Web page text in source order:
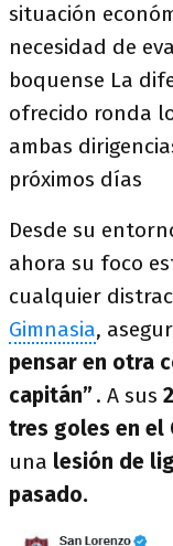
situación
necesidad de
boquense La
ofrecido ronda
ambas
próximos días
Desde su
ahora su foco
cualquier
Gimnasia,
pensar en otra
capitán” . A sus
tres goles en el
una lesión de
pasado.